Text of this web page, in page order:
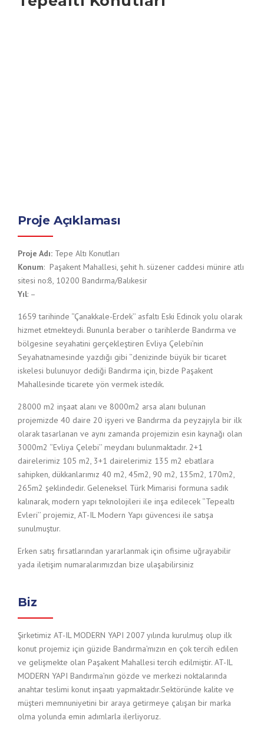
Proje Açıklaması
Proje Adı: Tepe Altı Konutları
Konum: Paşakent Mahallesi, şehit h. süzener caddesi münire atlı
sitesi no:8, 10200 Bandırma/Balıkesir
Yıl: –
1659 tarihinde ‘’Çanakkale-Erdek’’ asfaltı Eski Edincik yolu olarak
hizmet etmekteydi. Bununla beraber o tarihlerde Bandırma ve
bölgesine seyahatini gerçekleştiren Evliya Çelebi’nin
Seyahatnamesinde yazdığı gibi ‘’denizinde büyük bir ticaret
iskelesi bulunuyor dediği Bandırma için, bizde Paşakent
Mahallesinde ticarete yön vermek istedik.
28000 m2 inşaat alanı ve 8000m2 arsa alanı bulunan
projemizde 40 daire 20 işyeri ve Bandırma da peyzajıyla bir ilk
olarak tasarlanan ve aynı zamanda projemizin esin kaynağı olan
3000m2 ‘’Evliya Çelebi’’ meydanı bulunmaktadır. 2+1
dairelerimiz 105 m2, 3+1 dairelerimiz 135 m2 ebatlara
sahipken, dükkanlarımız 40 m2, 45m2, 90 m2, 135m2, 170m2,
265m2 şeklindedir. Geleneksel Türk Mimarisi formuna sadık
kalınarak, modern yapı teknolojileri ile inşa edilecek ‘’Tepealtı
Evleri’’ projemiz, AT-IL Modern Yapı güvencesi ile satışa
sunulmuştur.
Erken satış fırsatlarından yararlanmak için ofisime uğrayabilir
yada iletişim numaralarımızdan bize ulaşabilirsiniz
Biz
Şirketimiz AT-IL MODERN YAPI 2007 yılında kurulmuş olup ilk
konut projemiz için güzide Bandırma’mızın en çok tercih edilen
ve gelişmekte olan Paşakent Mahallesi tercih edilmiştir. AT-IL
MODERN YAPI Bandırma’nın gözde ve merkezi noktalarında
anahtar teslimi konut inşaatı yapmaktadır.Sektöründe kalite ve
müşteri memnuniyetini bir araya getirmeye çalışan bir marka
olma yolunda emin adımlarla ilerliyoruz.